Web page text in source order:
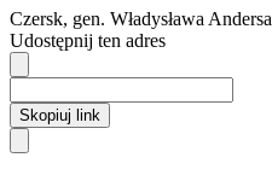
Czersk, gen. Władysława Andersa
Udostępnij ten adres
Skopiuj link